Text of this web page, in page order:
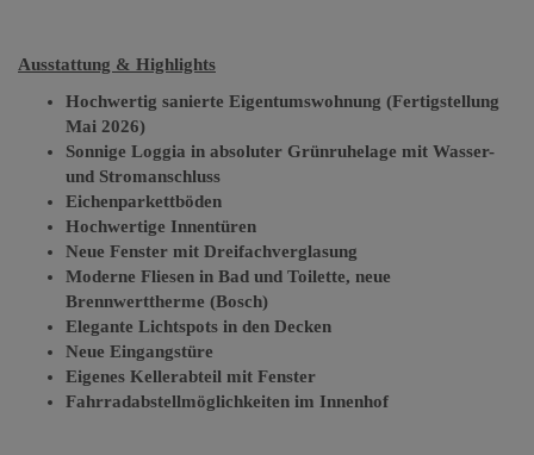
Ausstattung & Highlights
Hochwertig sanierte Eigentumswohnung (Fertigstellung
Mai 2026)
Sonnige Loggia in absoluter Grünruhelage mit Wasser-
und Stromanschluss
Eichenparkettböden
Hochwertige Innentüren
Neue Fenster mit Dreifachverglasung
Moderne Fliesen in Bad und Toilette, neue
Brennwerttherme (Bosch)
Elegante Lichtspots in den Decken
Neue Eingangstüre
Eigenes Kellerabteil mit Fenster
Fahrradabstellmöglichkeiten im Innenhof